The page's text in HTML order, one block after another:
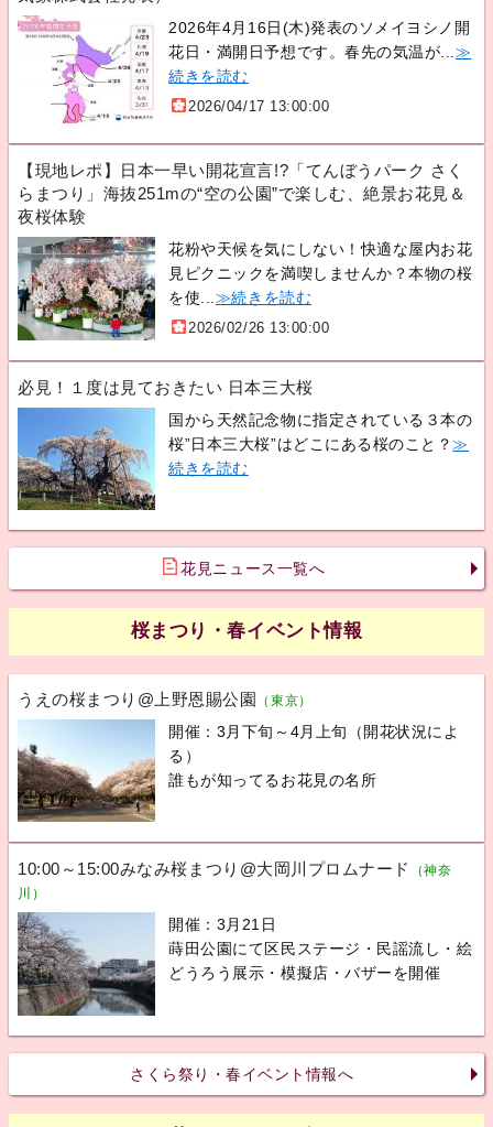
2026年4月16日(木)発表のソメイヨシノ開
花日・満開日予想です。春先の気温が...≫
続きを読む
2026/04/17 13:00:00
【現地レポ】日本一早い開花宣言!?「てんぼうパーク さく
らまつり」海抜251mの“空の公園”で楽しむ、絶景お花見＆
夜桜体験
花粉や天候を気にしない！快適な屋内お花
見ピクニックを満喫しませんか？本物の桜
を使...≫続きを読む
2026/02/26 13:00:00
必見！１度は見ておきたい 日本三大桜
国から天然記念物に指定されている３本の
桜”日本三大桜”はどこにある桜のこと？≫
続きを読む
花見ニュース一覧へ
桜まつり・春イベント情報
うえの桜まつり@上野恩賜公園 （東京）
開催：3月下旬～4月上旬（開花状況によ
る）
誰もが知ってるお花見の名所
10:00～15:00みなみ桜まつり@大岡川プロムナード
（神奈
川）
開催：3月21日
蒔田公園にて区民ステージ・民謡流し・絵
どうろう展示・模擬店・バザーを開催
さくら祭り・春イベント情報へ